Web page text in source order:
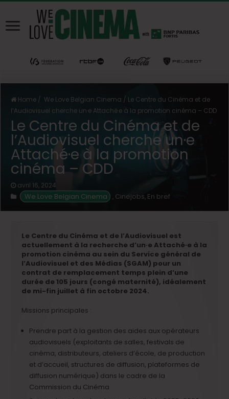
Home / We Love Belgian Cinema / Le Centre du Cinéma et de
l’Audiovisuel cherche un·e Attaché·e à la promotion cinéma – CDD
Le Centre du Cinéma et de
l’Audiovisuel cherche un·e
Attaché·e à la promotion
cinéma – CDD
avril 16, 2024
We Love Belgian Cinema , Cinejobs, En bref
Le Centre du Cinéma et de l’Audiovisuel est
actuellement à la recherche d’un·e Attaché·e à la
promotion cinéma au sein du Service général de
l’Audiovisuel et des Médias (SGAM) pour un
contrat de remplacement temps plein d’une
durée de 105 jours (congé maternité), idéalement
de mi-fin juillet à fin octobre 2024.
Missions principales :
Prendre part à la gestion des aides aux opérateurs
audiovisuels (exploitants de salles, festivals de
cinéma, distributeurs, ateliers d’école, de production
et d’accueil, structures de diffusion, plateformes de
diffusion numérique) dans le cadre de la
Commission du Cinéma